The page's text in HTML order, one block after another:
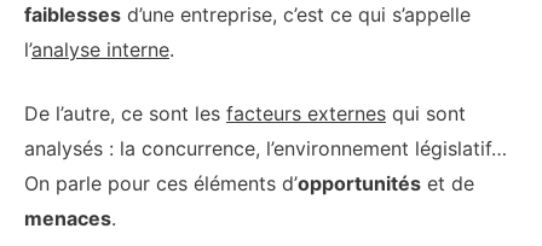
faiblesses d’une entreprise, c’est ce qui s’appelle
l’analyse interne.
De l’autre, ce sont les facteurs externes qui sont
analysés : la concurrence, l’environnement législatif…
On parle pour ces éléments d’opportunités et de
menaces.